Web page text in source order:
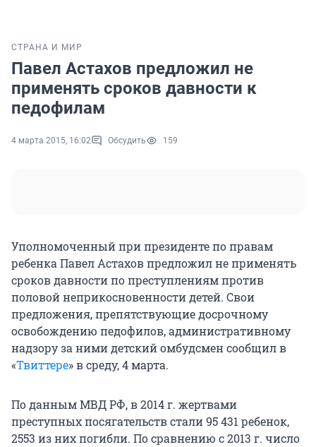
СТРАНА И МИР
Павел Астахов предложил не
применять сроков давности к
педофилам
4 марта 2015, 16:02 Обсудить 159
Уполномоченный при президенте по правам
ребенка Павел Астахов предложил не применять
сроков давности по преступлениям против
половой неприкосновенности детей. Свои
предложения, препятствующие досрочному
освобождению педофилов, административному
надзору за ними детский омбудсмен сообщил в
«Твиттере» в среду, 4 марта.
По данным МВД РФ, в 2014 г. жертвами
преступных посягательств стали 95 431 ребенок,
2553 из них погибли. По сравнению с 2013 г. число